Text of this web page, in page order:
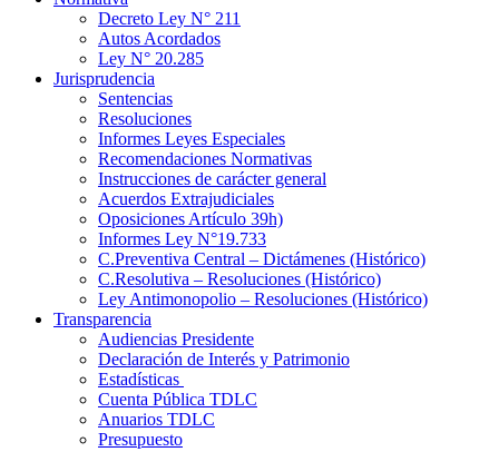
Decreto Ley N° 211
Autos Acordados
Ley N° 20.285
Jurisprudencia
Sentencias
Resoluciones
Informes Leyes Especiales
Recomendaciones Normativas
Instrucciones de carácter general
Acuerdos Extrajudiciales
Oposiciones Artículo 39h)
Informes Ley N°19.733
C.Preventiva Central – Dictámenes (Histórico)
C.Resolutiva – Resoluciones (Histórico)
Ley Antimonopolio – Resoluciones (Histórico)
Transparencia
Audiencias Presidente
Declaración de Interés y Patrimonio
Estadísticas
Cuenta Pública TDLC
Anuarios TDLC
Presupuesto